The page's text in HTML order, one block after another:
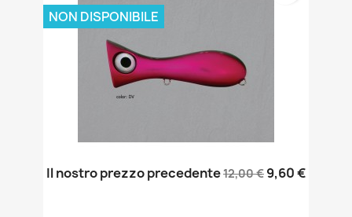
Il nostro prezzo precedente12,00 € 9,60 €
NON DISPONIBILE